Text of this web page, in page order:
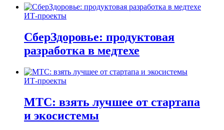
ИТ-проекты
СберЗдоровье: продуктовая
разработка в медтехе
ИТ-проекты
МТС: взять лучшее от стартапа
и экосистемы